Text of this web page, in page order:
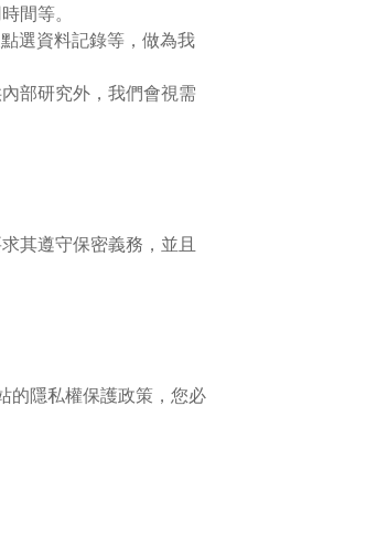
間等。
選資料記錄等，做為我
部研究外，我們會視需
其遵守保密義務，並且
的隱私權保護政策，您必